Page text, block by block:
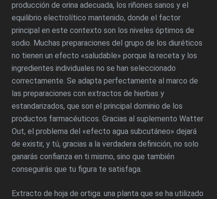
producción de orina adecuada, los riñones sanos y el
equilibrio electrolítico mantenido, donde el factor
principal en este contexto son los niveles óptimos de
sodio. Muchas preparaciones del grupo de los diuréticos
no tienen un efecto «saludable» porque la receta y los
ingredientes individuales no se han seleccionado
correctamente. Se adapta perfectamente al marco de
las preparaciones con extractos de hierbas y
estandarizados, que son el principal dominio de los
productos farmacéuticos. Gracias al suplemento Watter
Out, el problema del «efecto agua subcutáneo» dejará
de existir, y tú, gracias a la verdadera definición, no solo
ganarás confianza en ti mismo, sino que también
conseguirás que tu figura te satisfaga.
Extracto de hoja de ortiga: una planta que se ha utilizado